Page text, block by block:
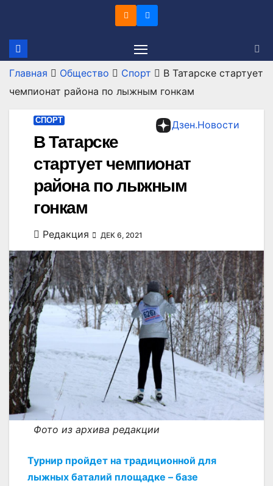
содержимому
Главная Общество Спорт
В Татарске стартует
чемпионат района по лыжным гонкам
Дзен.Новости
СПОРТ
В Татарске
стартует чемпионат
района по лыжным
гонкам
Редакция ДЕК 6, 2021
Фото из архива редакции
Турнир пройдет на традиционной для
лыжных баталий площадке – базе